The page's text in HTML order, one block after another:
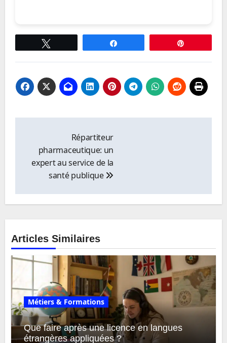
l’article
Répartiteur
pharmaceutique: un
expert au service de la
santé publique
Articles Similaires
Métiers & Formations
Que faire après une licence en langues
étrangères appliquées ?